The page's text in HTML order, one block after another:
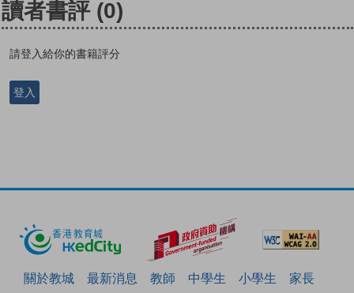
讀者書評 (0)
請登入給你的書籍評分
登入
關於教城 最新消息 教師 中學生 小學生
家長